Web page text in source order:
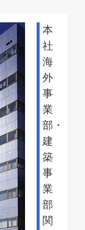
本
社
海
外
事
業
部・
建
築
事
業
部
関